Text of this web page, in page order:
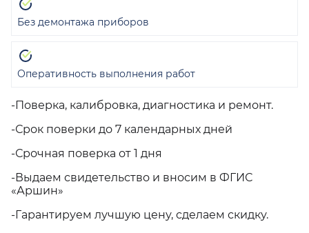
-Поверка, калибровка, диагностика и ремонт.
-Срок поверки до 7 календарных дней
-Срочная поверка от 1 дня
-Выдаем свидетельство и вносим в ФГИС
«Аршин»
-Гарантируем лучшую цену, сделаем скидку.
Без демонтажа приборов
Оперативность выполнения работ